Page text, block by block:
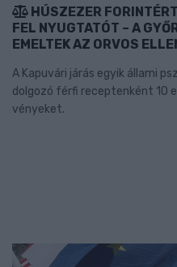
HÚSZEZER
FEL NYUGTATÓT – A
EMELTEK AZ ORVOS
A Kapuvári járás egyik állami
dolgozó férfi receptenként 10
vényeket.